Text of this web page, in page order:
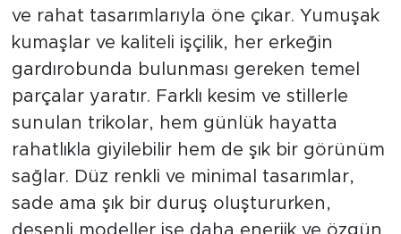
ve rahat tasarımlarıyla öne çıkar. Yumuşak
kumaşlar ve kaliteli işçilik, her erkeğin
gardırobunda bulunması gereken temel
parçalar yaratır. Farklı kesim ve stillerle
sunulan trikolar, hem günlük hayatta
rahatlıkla giyilebilir hem de şık bir görünüm
sağlar. Düz renkli ve minimal tasarımlar,
sade ama şık bir duruş oluştururken,